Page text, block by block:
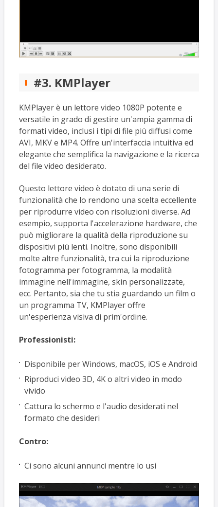
#3. KMPlayer
KMPlayer è un lettore video 1080P potente e
versatile in grado di gestire un'ampia gamma di
formati video, inclusi i tipi di file più diffusi come
AVI, MKV e MP4. Offre un'interfaccia intuitiva ed
elegante che semplifica la navigazione e la ricerca
del file video desiderato.
Questo lettore video è dotato di una serie di
funzionalità che lo rendono una scelta eccellente
per riprodurre video con risoluzioni diverse. Ad
esempio, supporta l'accelerazione hardware, che
può migliorare la qualità della riproduzione su
dispositivi più lenti. Inoltre, sono disponibili
molte altre funzionalità, tra cui la riproduzione
fotogramma per fotogramma, la modalità
immagine nell'immagine, skin personalizzate,
ecc. Pertanto, sia che tu stia guardando un film o
un programma TV, KMPlayer offre
un'esperienza visiva di prim'ordine.
Professionisti:
Disponibile per Windows, macOS, iOS e Android
Riproduci video 3D, 4K o altri video in modo
vivido
Cattura lo schermo e l'audio desiderati nel
formato che desideri
Contro:
Ci sono alcuni annunci mentre lo usi